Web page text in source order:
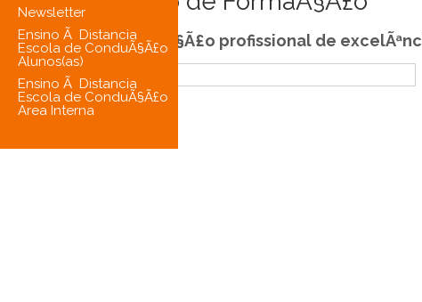
Newsletter
Ensino Ã Distancia
Escola de ConduÃ§Ã£o
Alunos(as)
Ensino Ã Distancia
Escola de ConduÃ§Ã£o
Area Interna
Uma formaÃ§Ã£o profissional de